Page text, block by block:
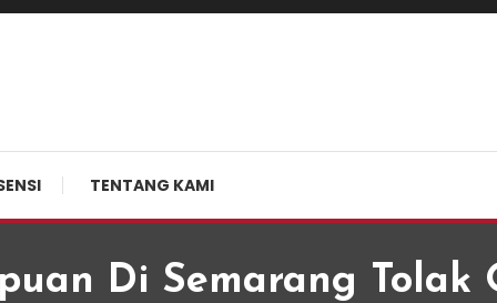
TENTANG KAMI
Di Semarang Tolak